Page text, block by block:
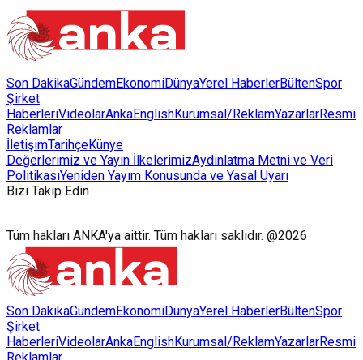
Son DakikaGündemEkonomiDünyaYerel HaberlerBültenSpor
Şirket
HaberleriVideolarAnkaEnglishKurumsal/ReklamYazarlarResmi
Reklamlar
İletişimTarihçeKünye
Değerlerimiz ve Yayın İlkelerimizAydınlatma Metni ve Veri
PolitikasıYeniden Yayım Konusunda ve Yasal Uyarı
Bizi Takip Edin
Tüm hakları ANKA'ya aittir. Tüm hakları saklıdır. @2026
Son DakikaGündemEkonomiDünyaYerel HaberlerBültenSpor
Şirket
HaberleriVideolarAnkaEnglishKurumsal/ReklamYazarlarResmi